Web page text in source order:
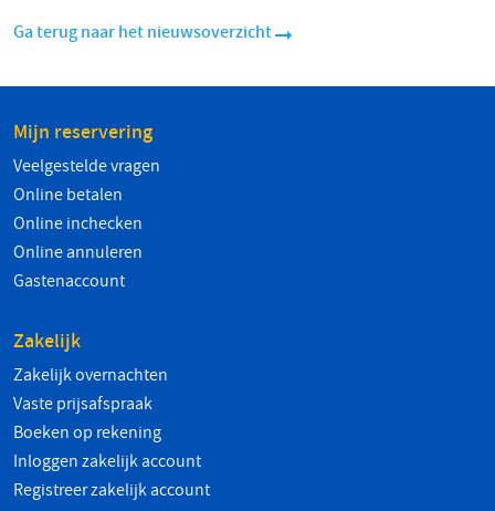
Ga terug naar het nieuwsoverzicht
Mijn reservering
Veelgestelde vragen
Online betalen
Online inchecken
Online annuleren
Gastenaccount
Zakelijk
Zakelijk overnachten
Vaste prijsafspraak
Boeken op rekening
Inloggen zakelijk account
Registreer zakelijk account